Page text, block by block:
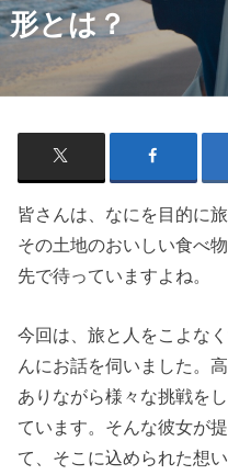
形とは？
皆さんは、なにを目的に
その土地のおいしい食べ
先で待っていますよね。
今回は、旅と人をこよな
んにお話を伺いました。
ありながら様々な挑戦を
ています。そんな彼女が
て、そこに込められた想